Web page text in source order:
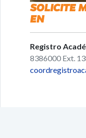
SOLICITE
EN
Registro
8386000 Ext.